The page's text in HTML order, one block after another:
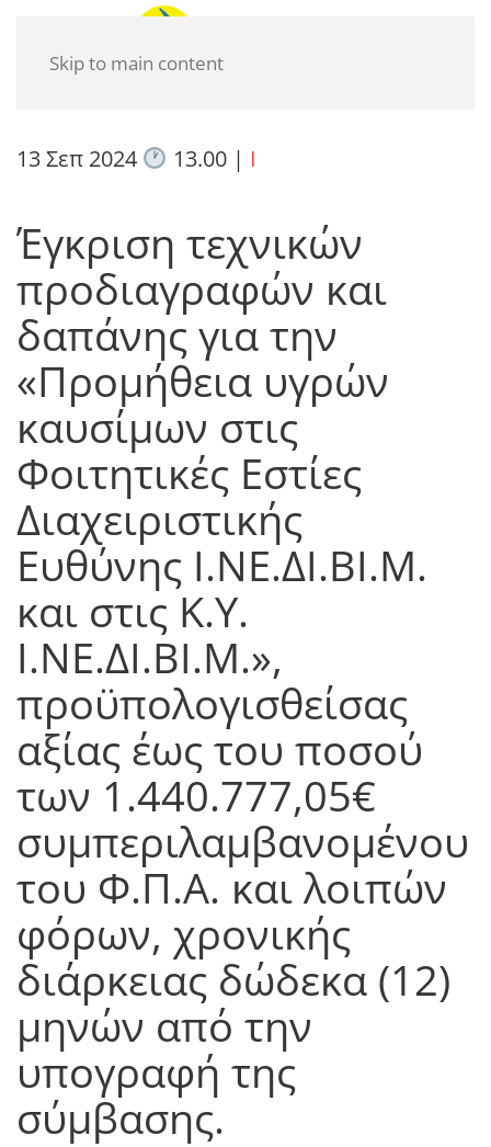
Skip to main content
13 Σεπ 2024 13.00| I
Έγκριση τεχνικών
προδιαγραφών και
δαπάνης για την
«Προμήθεια υγρών
καυσίμων στις
Φοιτητικές Εστίες
Διαχειριστικής
Ευθύνης Ι.ΝΕ.ΔΙ.ΒΙ.Μ.
και στις Κ.Υ.
Ι.ΝΕ.ΔΙ.ΒΙ.Μ.»,
προϋπολογισθείσας
αξίας έως του ποσού
των 1.440.777,05€
συμπεριλαμβανομένου
του Φ.Π.Α. και λοιπών
φόρων, χρονικής
διάρκειας δώδεκα (12)
μηνών από την
υπογραφή της
σύμβασης.